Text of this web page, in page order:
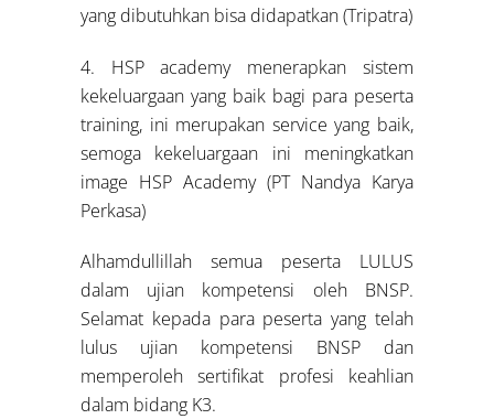
yang dibutuhkan bisa didapatkan (Tripatra)
4. HSP academy menerapkan sistem
kekeluargaan yang baik bagi para peserta
training, ini merupakan service yang baik,
semoga kekeluargaan ini meningkatkan
image HSP Academy (PT Nandya Karya
Perkasa)
Alhamdullillah semua peserta LULUS
dalam ujian kompetensi oleh BNSP.
Selamat kepada para peserta yang telah
lulus ujian kompetensi BNSP dan
memperoleh sertifikat profesi keahlian
dalam bidang K3.